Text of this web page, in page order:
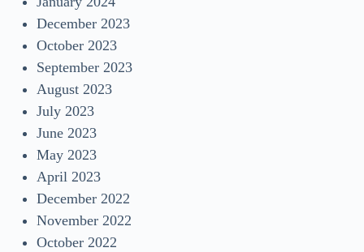
December 2023
October 2023
September 2023
August 2023
July 2023
June 2023
May 2023
April 2023
December 2022
November 2022
October 2022